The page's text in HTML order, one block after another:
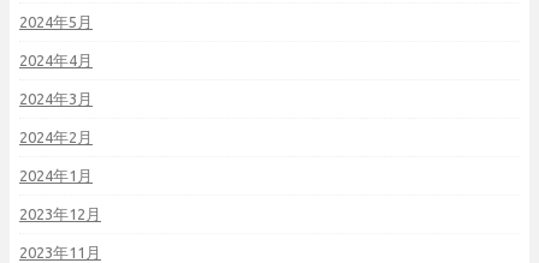
2024年5月
2024年4月
2024年3月
2024年2月
2024年1月
2023年12月
2023年11月